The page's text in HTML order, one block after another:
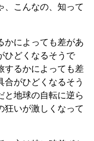
、こんなの、知って
かによっても差があ
ひどくなるそうで
するかによっても差
合がひどくなるそう
と地球の自転に逆ら
狂いが激しくなって